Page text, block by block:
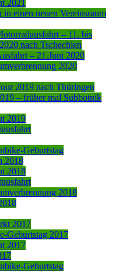
2021
in einen neuen Vereinsraum
– 11. bis
nach Tschechien
– 21.Juni 2020
2020
2019 nach Thüringen
– früher mal Subbotnik
2019
Geburtstag
2018
2018
2018
2017
Geburtstag 2017
2017
Geburtstag